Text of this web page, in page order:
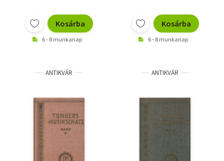
Kosárba
6 - 8 munkanap
Kosárba
6 - 8 munkanap
ANTIKVÁR ANTIKVÁR